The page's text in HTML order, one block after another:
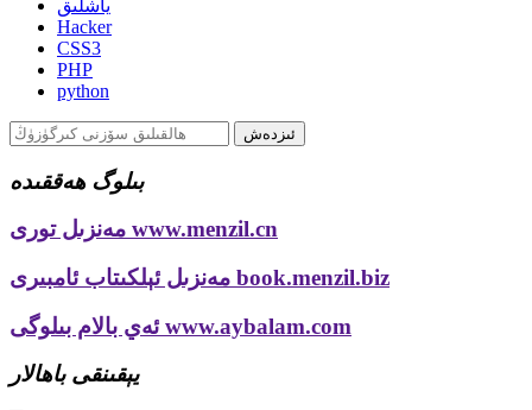
ياشلىق
Hacker
CSS3
PHP
python
بىلوگ ھەققىدە
مەنزىل تورى www.menzil.cn
مەنزىل ئېلكىتاب ئامبىرى book.menzil.biz
ئەي بالام بىلوگى www.aybalam.com
يېقىنقى باھالار